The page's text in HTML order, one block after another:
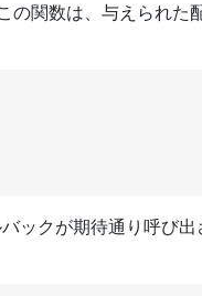
の関数は、与えられた
ックが期待通り呼び出